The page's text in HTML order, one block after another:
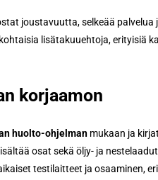
joustavuutta, selkeää
lisätakuuehtoja, erityisiä
korjaamon
huolto-ohjelman mukaan ja
osat sekä öljy- ja
testilaitteet ja osaaminen,